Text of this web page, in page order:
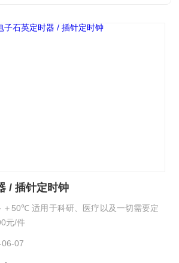
/ 插针定时钟
50℃ 适用于科研、医疗以及一切需要定
元/件
06-07